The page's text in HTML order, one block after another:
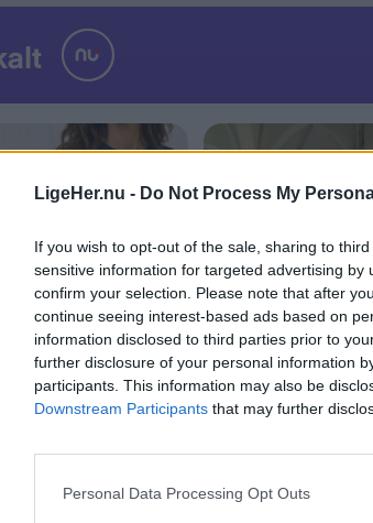
LigeHer.nu - Do Not Process My
If you wish to opt-out of the sale, sharing to
sensitive information for targeted advertising
confirm your selection. Please note that after
continue seeing interest-based ads based on
information disclosed to third parties prior to
further disclosure of your personal information
participants. This information may also be
Downstream Participants that may further
Personal Data Processing Opt Outs